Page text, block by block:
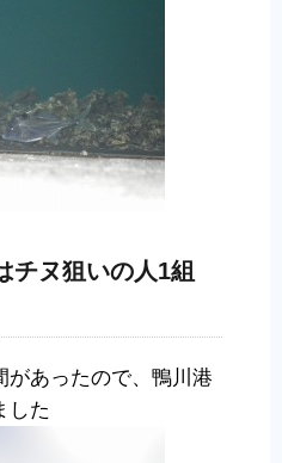
チヌ狙いの人1組
があったので、鴨川港
した